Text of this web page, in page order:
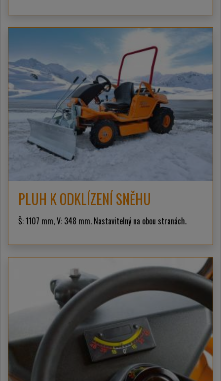
PLUH K ODKLÍZENÍ SNĚHU
Š: 1107 mm, V: 348 mm. Nastavitelný na obou stranách.